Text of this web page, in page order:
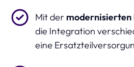
Mit der modernisierten
die Integration
eine